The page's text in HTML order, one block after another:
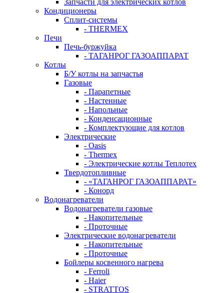
Запчасти для электрических котлов
Кондиционеры
Сплит-системы
- THERMEX
Печи
Печь-буржуйка
- ТАГАНРОГ ГАЗОАППАРАТ
Котлы
Б/У котлы на запчастья
Газовые
- Парапетные
- Настенные
- Напольные
- Конденсационные
- Комплектующие для котлов
Электрические
- Oasis
- Thermex
- Электрические котлы Теплотех
Твердотопливные
- «ТАГАНРОГ ГАЗОАППАРАТ»
- Конорд
Водонагреватели
Водонагреватели газовые
- Накопительные
- Проточные
Электрические водонагреватели
- Накопительные
- Проточные
Бойлеры косвенного нагрева
- Ferroli
- Haier
- STRATTOS